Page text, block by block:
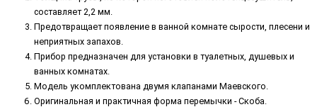
составляет 2,2 мм.
Предотвращает появление в ванной комнате сырости, плесени и
неприятных запахов.
Прибор предназначен для установки в туалетных, душевых и
ванных комнатах.
Модель укомплектована двумя клапанами Маевского.
Оригинальная и практичная форма перемычки - Скоба.